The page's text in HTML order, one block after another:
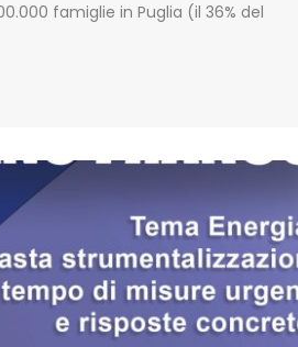
famiglie in Puglia (il 36% del